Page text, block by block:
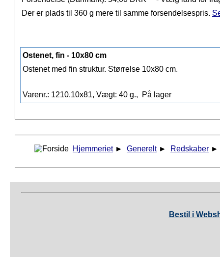
Der er plads til 360 g mere til samme forsendelsespris.
Ostenet, fin - 10x80 cm
Ostenet med fin struktur. Størrelse 10x80 cm.
Varenr.: 1210.10x81, Vægt: 40 g., På lager
Hjemmeriet ► Generelt ► Redskaber ►
Bestil i